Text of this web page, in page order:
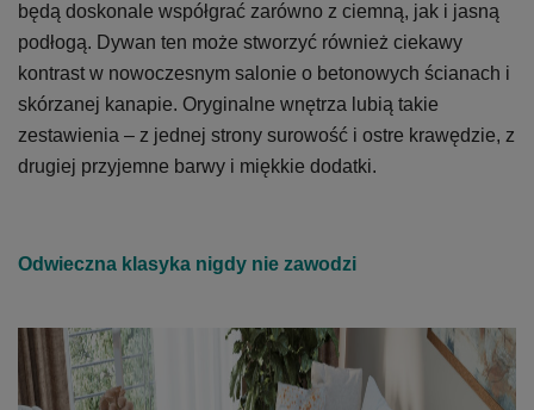
będą doskonale współgrać zarówno z ciemną, jak i jasną
podłogą. Dywan ten może stworzyć również ciekawy
kontrast w nowoczesnym salonie o betonowych ścianach i
skórzanej kanapie. Oryginalne wnętrza lubią takie
zestawienia – z jednej strony surowość i ostre krawędzie, z
drugiej przyjemne barwy i miękkie dodatki.
Odwieczna klasyka nigdy nie zawodzi